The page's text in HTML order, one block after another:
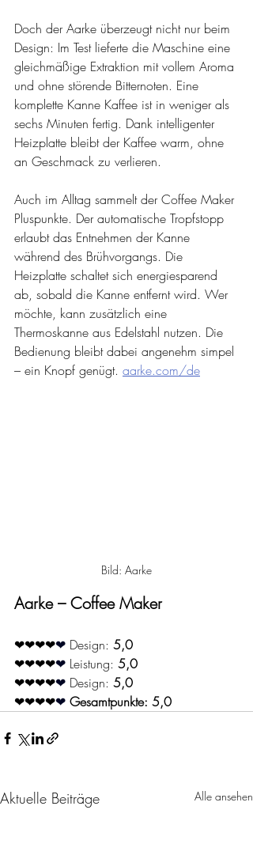
Doch der Aarke überzeugt nicht nur beim
Design: Im Test lieferte die Maschine eine
gleichmäßige Extraktion mit vollem Aroma
und ohne störende Bitternoten. Eine
komplette Kanne Kaffee ist in weniger als
sechs Minuten fertig. Dank intelligenter
Heizplatte bleibt der Kaffee warm, ohne
an Geschmack zu verlieren.
Auch im Alltag sammelt der Coffee Maker
Pluspunkte. Der automatische Tropfstopp
erlaubt das Entnehmen der Kanne
während des Brühvorgangs. Die
Heizplatte schaltet sich energiesparend
ab, sobald die Kanne entfernt wird. Wer
möchte, kann zusätzlich eine
Thermoskanne aus Edelstahl nutzen. Die
Bedienung bleibt dabei angenehm simpel
– ein Knopf genügt. aarke.com/de
Bild: Aarke
Aarke – Coffee Maker
❤❤❤❤❤ Design: 5,0
❤❤❤❤❤ Leistung: 5,0
❤❤❤❤❤ Design: 5,0
❤❤❤❤❤ Gesamtpunkte: 5,0
Aktuelle Beiträge Alle ansehen